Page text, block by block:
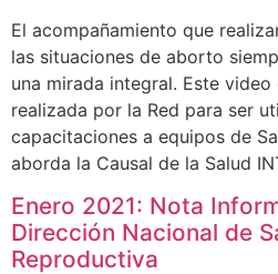
El acompañamiento que
las situaciones de aborto
una mirada integral. Este
realizada por la Red para ser
capacitaciones a equipos de
aborda la Causal de la Salud
Enero 2021: Nota
Dirección Nacional de
Reproductiva